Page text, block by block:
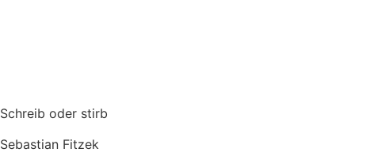
Schreib oder stirb
Sebastian Fitzek